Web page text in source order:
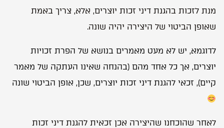
מנת לזכות בהגנת דיני זכות יוצרים, אלא, צריך באמת
שאופן הביטוי של היצירה יהיה שונה.
לדוגמא, יש לא מעט מאמרים בנושא של הפרת זכויות
יוצרים, אך כל אחד מהם (בהנחה שאינו העתקה של מאמר
קיים), זכאי להגנת דיני זכות יוצרים, שכן, אופן הביטוי שונה
לאחר שהוכחנו שהיצירה אכן זכאית להגנת דיני זכות